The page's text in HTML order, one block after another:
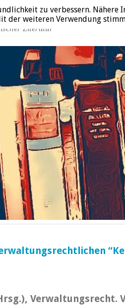
Literatur
Verwaltungsrecht.
zu verbessern.
der weiteren Verwendung